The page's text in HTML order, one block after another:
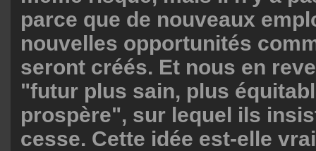
parce que de nouveaux
nouvelles opportunités
seront créés. Et nous en
"futur plus sain, plus
prospère", sur lequel ils
cesse. Cette idée est-elle